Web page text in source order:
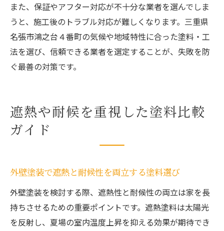
また、保証やアフター対応が不十分な業者を選んでしま
うと、施工後のトラブル対応が難しくなります。三重県
名張市鴻之台４番町の気候や地域特性に合った塗料・工
法を選び、信頼できる業者を選定することが、失敗を防
ぐ最善の対策です。
遮熱や耐候を重視した塗料比較
ガイド
外壁塗装で遮熱と耐候性を両立する塗料選び
外壁塗装を検討する際、遮熱性と耐候性の両立は家を長
持ちさせるための重要ポイントです。遮熱塗料は太陽光
を反射し、夏場の室内温度上昇を抑える効果が期待でき